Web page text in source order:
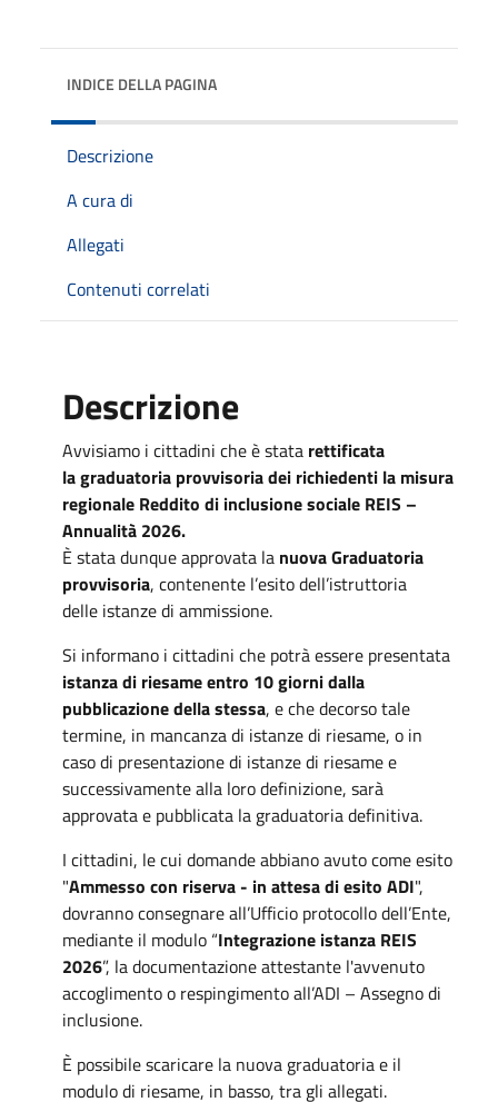
INDICE DELLA PAGINA
Descrizione
A cura di
Allegati
Contenuti correlati
Descrizione
Avvisiamo i cittadini che è stata rettificata
la graduatoria provvisoria dei richiedenti la misura
regionale Reddito di inclusione sociale REIS –
Annualità 2026.
È stata dunque approvata la nuova Graduatoria
provvisoria, contenente l’esito dell’istruttoria
delle istanze di ammissione.
Si informano i cittadini che potrà essere presentata
istanza di riesame entro 10 giorni dalla
pubblicazione della stessa, e che decorso tale
termine, in mancanza di istanze di riesame, o in
caso di presentazione di istanze di riesame e
successivamente alla loro definizione, sarà
approvata e pubblicata la graduatoria definitiva.
I cittadini, le cui domande abbiano avuto come esito
"Ammesso con riserva - in attesa di esito ADI",
dovranno consegnare all’Ufficio protocollo dell’Ente,
mediante il modulo “Integrazione istanza REIS
2026”, la documentazione attestante l'avvenuto
accoglimento o respingimento all’ADI – Assegno di
inclusione.
È possibile scaricare la nuova graduatoria e il
modulo di riesame, in basso, tra gli allegati.